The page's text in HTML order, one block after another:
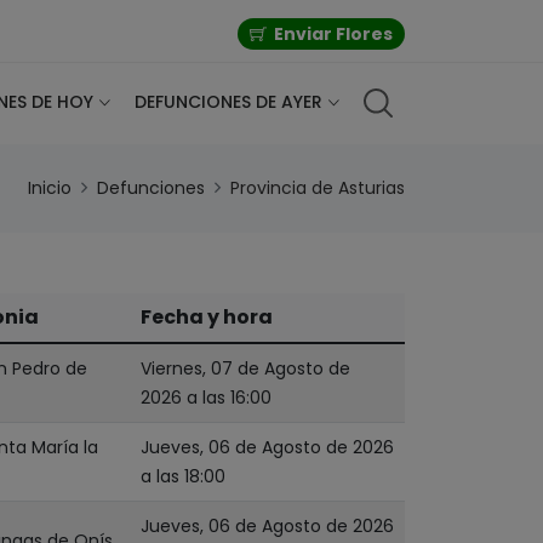
Enviar Flores
DE HOY DEFUNCIONES DE AYER
Inicio Defunciones Provincia de Asturias
Fecha y hora
Pedro de
Viernes, 07 de Agosto de
2026 a las 16:00
María la
Jueves, 06 de Agosto de 2026
a las 18:00
Jueves, 06 de Agosto de 2026